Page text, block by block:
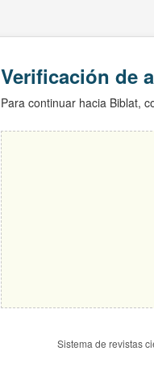
Verificación de
Para continuar hacia Biblat,
Sistema de revistas